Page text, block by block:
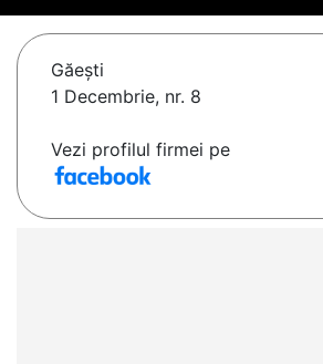
Găeşti
1 Decembrie, nr. 8
Vezi profilul firmei pe